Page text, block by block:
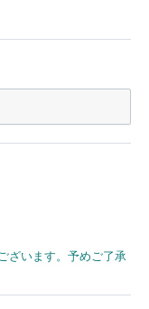
ざいます。予めご了承